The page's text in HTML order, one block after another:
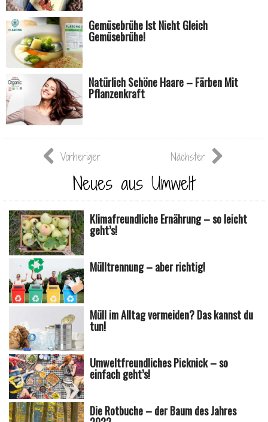
Gemüsebrühe Ist Nicht Gleich
Gemüsebrühe!
Natürlich Schöne Haare – Färben Mit
Pflanzenkraft
Vorheriger Nächster
Neues aus Umwelt
Klimafreundliche Ernährung – so leicht
geht’s!
Mülltrennung – aber richtig!
Müll im Alltag vermeiden? Das kannst du
tun!
Umweltfreundliches Picknick – so
einfach geht’s!
Die Rotbuche – der Baum des Jahres